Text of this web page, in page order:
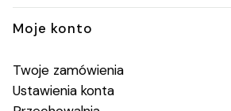
Moje konto
Twoje zamówienia
Ustawienia konta